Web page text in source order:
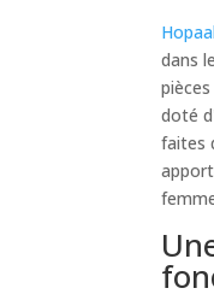
Hopaal
dans
doté
faites